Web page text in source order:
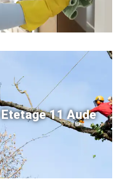
Etetage 11 Aude